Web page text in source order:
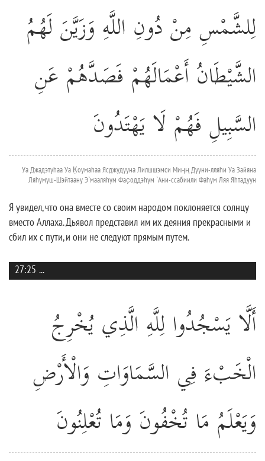
لِلشَّمْسِ مِنْ دُونِ اللَّهِ وَزَيَّنَ لَهُمُ
الشَّيْطَانُ أَعْمَالَهُمْ فَصَدَّهُمْ عَنِ
السَّبِيلِ فَهُمْ لَا يَهْتَدُونَ
Уа Джадэтуhаа Уа К̣оумаhаа Ясджудууна Лилшшэмси Миңң Дууни-лляhи Уа Зайяна
Ляhумуш-Шэйтаану Э`мааляhум Фас̣оддэhум `Ани-ссабиили Фаhум Ляя Яhтадуун
Я увидел, что она вместе со своим народом поклоняется солнцу
вместо Аллаха. Дьявол представил им их деяния прекрасными и
сбил их с пути, и они не следуют прямым путем.
27:25 ...
أَلَّا يَسْجُدُوا لِلَّهِ الَّذِي يُخْرِجُ
الْخَبْءَ فِي السَّمَاوَاتِ وَالْأَرْضِ
وَيَعْلَمُ مَا تُخْفُونَ وَمَا تُعْلِنُونَ